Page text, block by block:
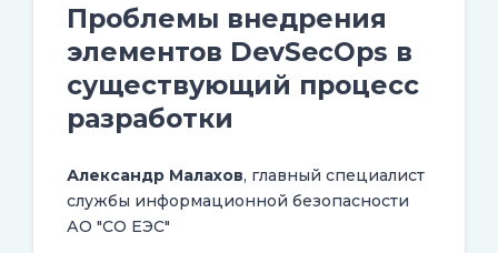
Проблемы внедрения
элементов DevSecOps в
существующий процесс
разработки
Александр Малахов, главный специалист
службы информационной безопасности
АО "СО ЕЭС"